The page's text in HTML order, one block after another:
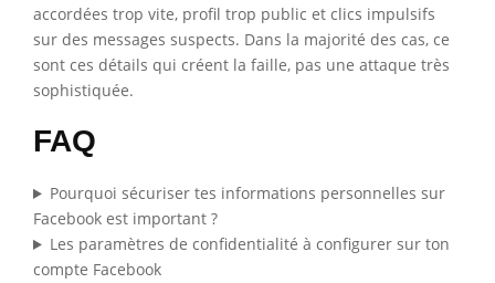
accordées trop vite, profil trop public et clics impulsifs
sur des messages suspects. Dans la majorité des cas, ce
sont ces détails qui créent la faille, pas une attaque très
sophistiquée.
FAQ
Pourquoi sécuriser tes informations personnelles sur
Facebook est important ?
Les paramètres de confidentialité à configurer sur ton
compte Facebook